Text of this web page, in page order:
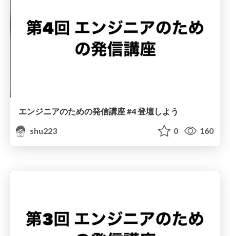
エンジニアのための発信講座 #4 登壇しよう
shu223
0 160